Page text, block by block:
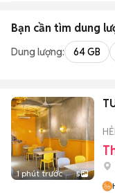
Bạn cần tìm dung
Dung lượng: 64 GB
1 phút trước 5